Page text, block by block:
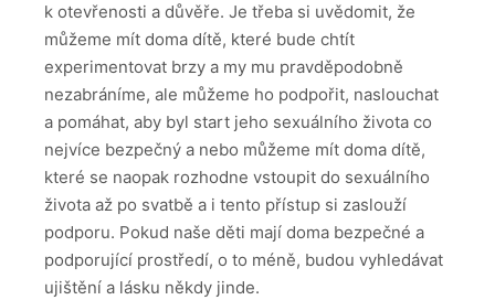
k otevřenosti a důvěře. Je třeba si uvědomit, že
můžeme mít doma dítě, které bude chtít
experimentovat brzy a my mu pravděpodobně
nezabráníme, ale můžeme ho podpořit, naslouchat
a pomáhat, aby byl start jeho sexuálního života co
nejvíce bezpečný a nebo můžeme mít doma dítě,
které se naopak rozhodne vstoupit do sexuálního
života až po svatbě a i tento přístup si zaslouží
podporu. Pokud naše děti mají doma bezpečné a
podporující prostředí, o to méně, budou vyhledávat
ujištění a lásku někdy jinde.